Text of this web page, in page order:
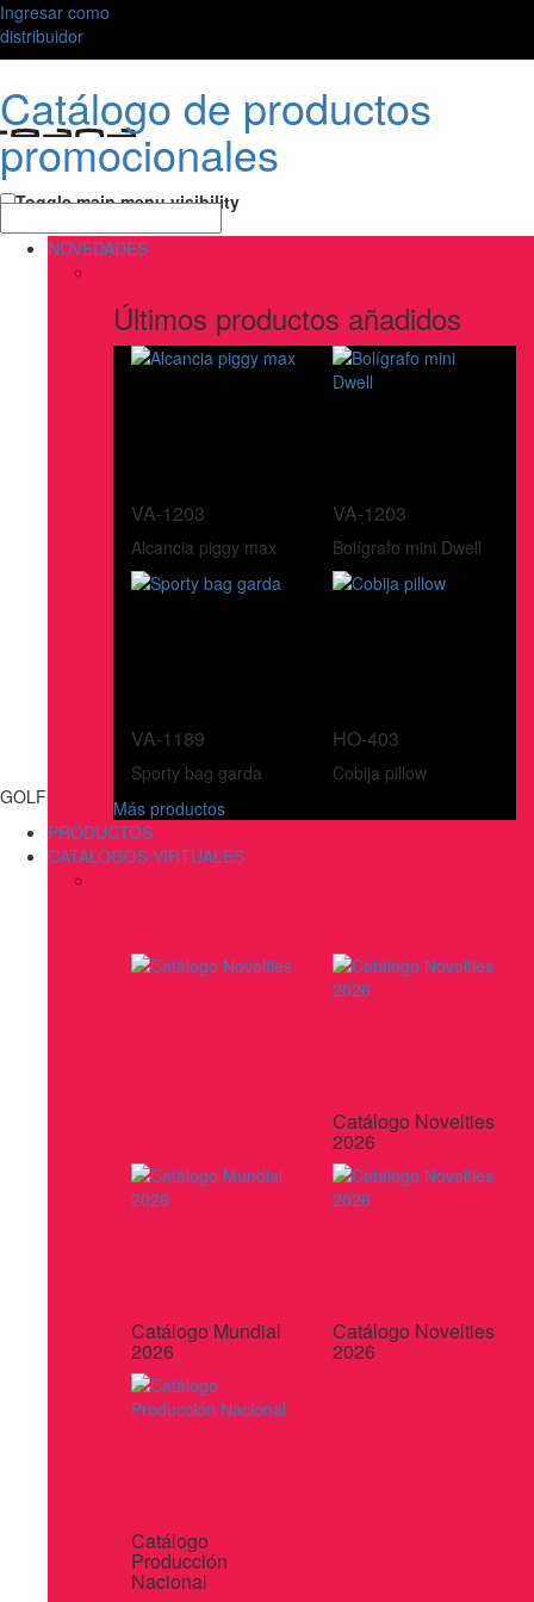
Ingresar como
distribuidor
Catálogo de productos
promocionales
Toggle main menu visibility
NOVEDADES
Últimos productos añadidos
VA-1203
Alcancia piggy max
VA-1203
Bolígrafo mini Dwell
VA-1189
Sporty bag garda
HO-403
Cobija pillow
Más productos
PRODUCTOS
CATÁLOGOS VIRTUALES
Catálogo Novelties
2026
Catálogo Mundial
2026
Catálogo Novelties
2026
Catálogo
Producción
Nacional
GOLF